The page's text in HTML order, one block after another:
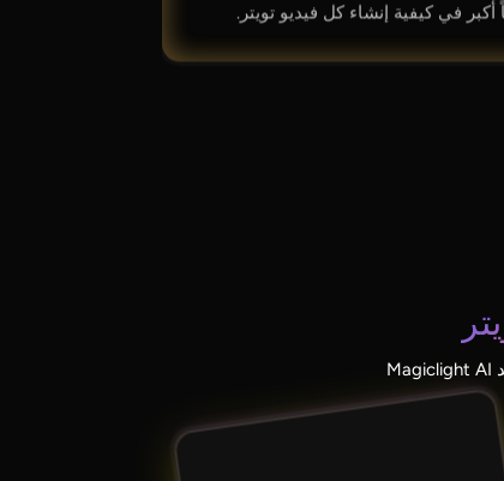
أكبر في كيفية إنشاء كل فيديو تويتر.
يتطلب البدء مجهوداً أقل عندما يبقى سير العمل واضحاً من البداية. باستخدام أداة فيديو تويتر، يساعد Magiclight AI